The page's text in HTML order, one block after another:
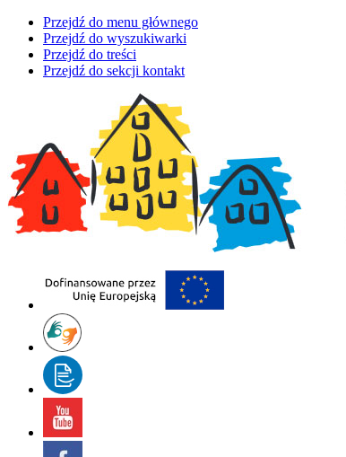
Przejdź do menu głównego
Przejdź do wyszukiwarki
Przejdź do treści
Przejdź do sekcji kontakt